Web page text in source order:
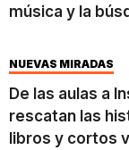
música y la
NUEVAS MIRADAS
De las aulas a
rescatan las
libros y cortos